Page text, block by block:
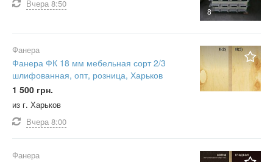
8
Вчера 8:50
Фанера
Фанера ФК 18 мм мебельная сорт 2/3
шлифованная, опт, розница, Харьков
1 500 грн.
из г. Харьков
Вчера 8:00
Фанера